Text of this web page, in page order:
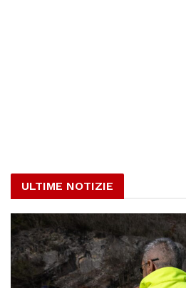
ULTIME NOTIZIE